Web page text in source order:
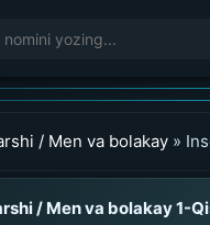
/ Men va bolakay»
/ Men va bolakay 1-